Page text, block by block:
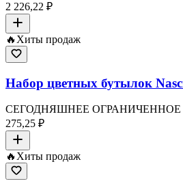
2 226,22 ₽
🔥 Хиты продаж
Набор цветных бутылок
СЕГОДНЯШНЕЕ
275,25 ₽
🔥Хиты продаж